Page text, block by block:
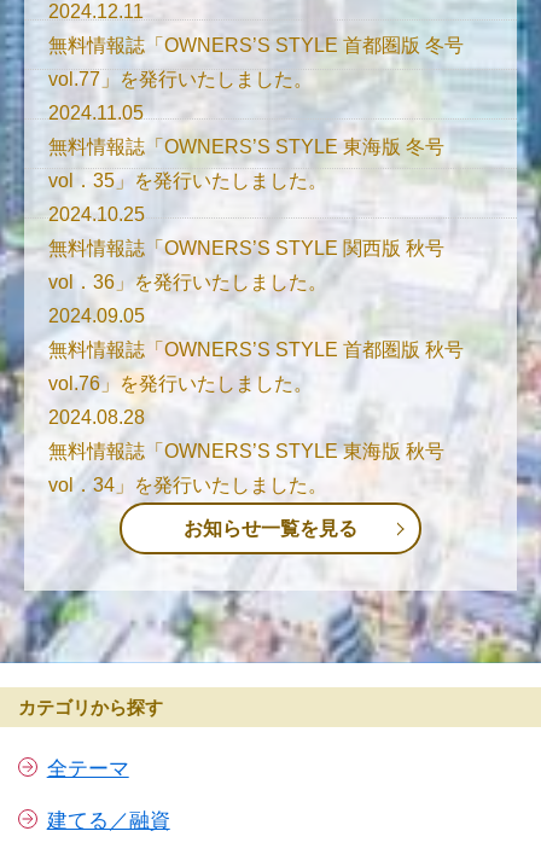
2024.12.11
無料情報誌「OWNERS’S STYLE 首都圏版 冬号
vol.77」を発行いたしました。
2024.11.05
無料情報誌「OWNERS’S STYLE 東海版 冬号
vol．35」を発行いたしました。
2024.10.25
無料情報誌「OWNERS’S STYLE 関西版 秋号
vol．36」を発行いたしました。
2024.09.05
無料情報誌「OWNERS’S STYLE 首都圏版 秋号
vol.76」を発行いたしました。
2024.08.28
無料情報誌「OWNERS’S STYLE 東海版 秋号
vol．34」を発行いたしました。
お知らせ一覧を見る
カテゴリから探す
全テーマ
建てる／融資